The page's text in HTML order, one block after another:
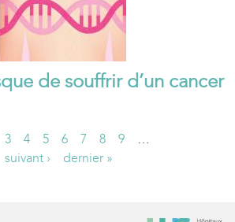
de souffrir d’un cancer
3 4 5 6 7 8 9
…
suivant ›
dernier »